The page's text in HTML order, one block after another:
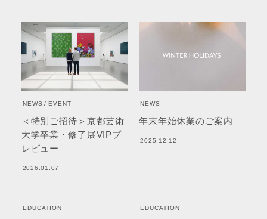
NEWS EVENT
＜特別ご招待＞京都芸術
大学卒業・修了展VIPプ
レビュー
2026.01.07
NEWS
年末年始休業のご案内
2025.12.12
EDUCATION EDUCATION